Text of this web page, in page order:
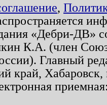
,
«Дебри-ДВ»
К.А. (член
Главный
край,